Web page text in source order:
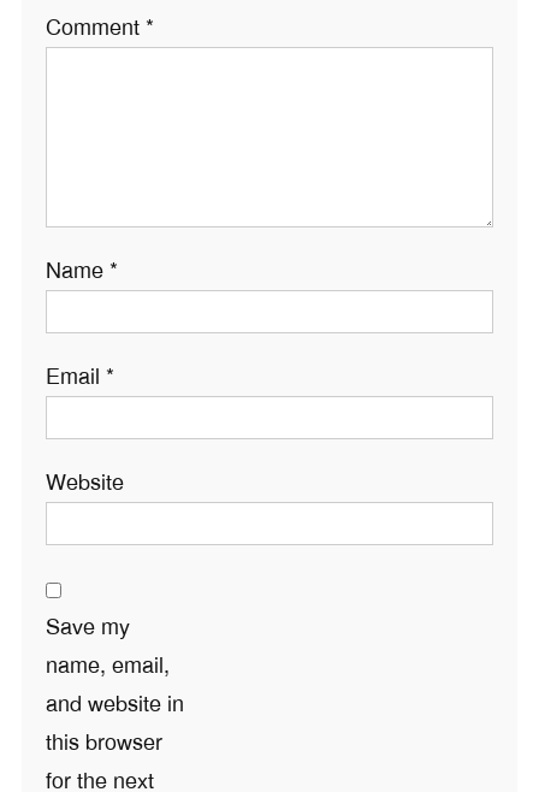
Comment *
Name *
Email *
Website
Save my
name, email,
and website in
this browser
for the next